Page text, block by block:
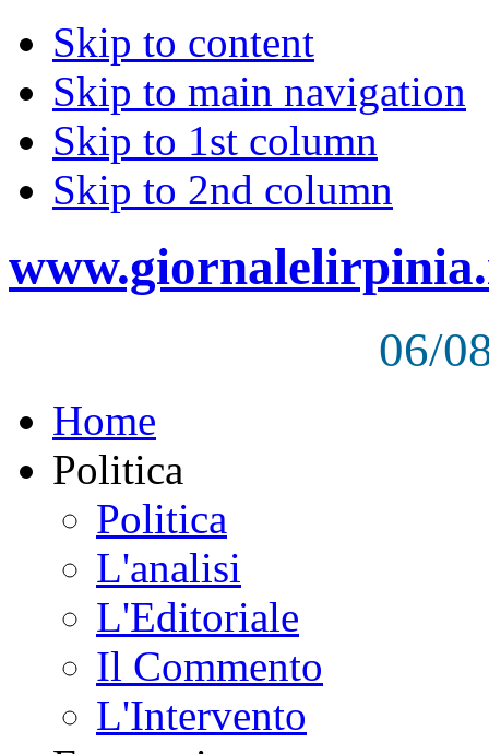
Skip to content
Skip to main navigation
Skip to 1st column
Skip to 2nd column
06/
Home
Politica
Politica
L'analisi
L'Editoriale
Il Commento
L'Intervento